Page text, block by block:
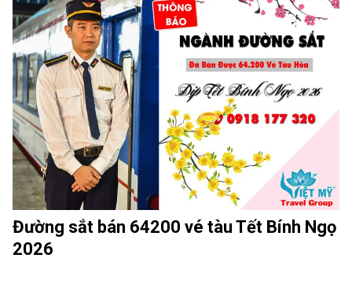
Đường sắt bán 64200 vé tàu Tết Bính Ngọ
2026